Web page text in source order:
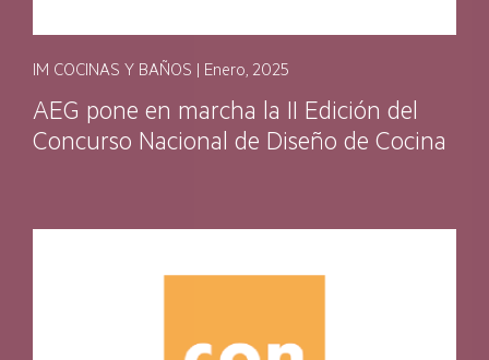
IM COCINAS Y BAÑOS | Enero, 2025
AEG pone en marcha la II Edición del
Concurso Nacional de Diseño de Cocina